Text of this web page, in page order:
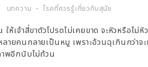
บทความ โรคที่ควรรู้เกี่ยวกับสุนัข
เจ้าสี่ขาตัวโปรดไม่เคยขาด จะหิวหรือไม่
คนกลายเป็นหมู เพราะอ้วนฉุเกินกว่าจะ
พอีกนับไม่ถ้วน